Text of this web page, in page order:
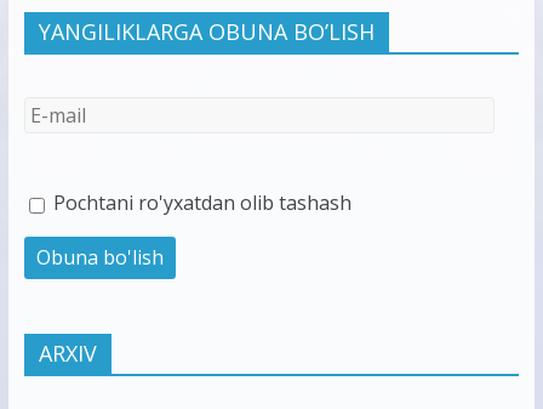
YANGILIKLARGA OBUNA BO’LISH
Pochtani ro'yxatdan olib tashash
ARXIV